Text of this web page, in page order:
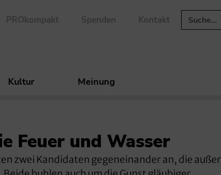
PROkompakt Spenden Kontakt
Kultur Meinung
Feuer und Wasser
zwei Kandidaten gegeneinander an, die außer